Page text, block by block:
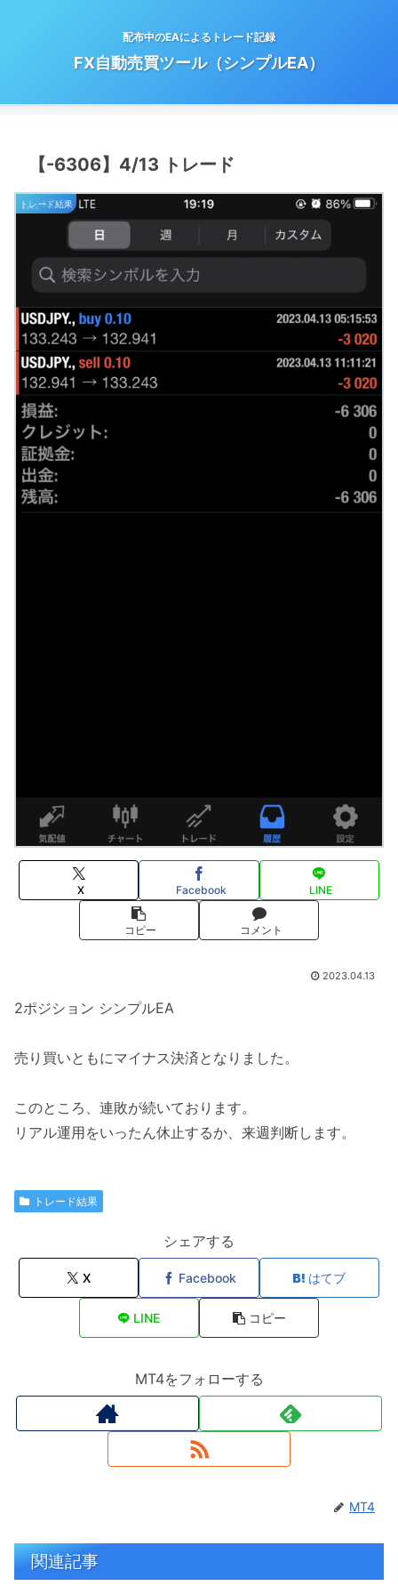
配布中のEAによるトレード記録
FX自動売買ツール（シンプルEA）
【-6306】4/13 トレード
トレード結果
X Facebook LINE
コピー コメント
2023.04.13
2ポジション シンプルEA
売り買いともにマイナス決済となりました。
このところ、連敗が続いております。
リアル運用をいったん休止するか、来週判断します。
トレード結果
シェアする
X Facebook はてブ
LINE コピー
MT4をフォローする
MT4
関連記事